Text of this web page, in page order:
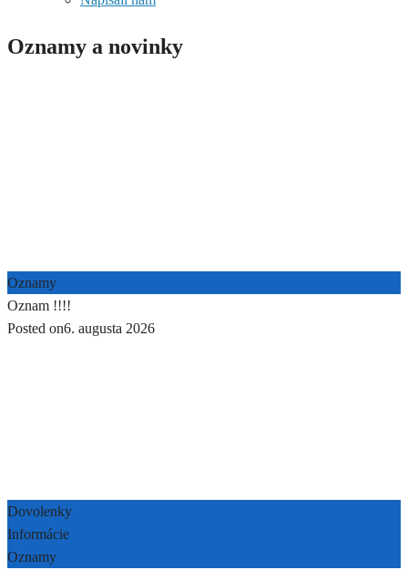
Oznamy a novinky
Oznamy
Oznam !!!!
Posted on6. augusta 2026
Dovolenky
Informácie
Oznamy